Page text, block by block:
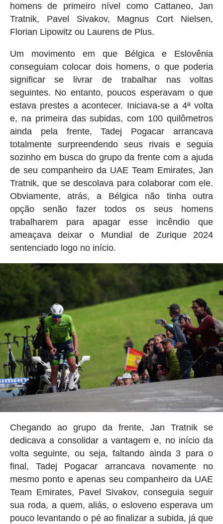
homens de primeiro nível como Cattaneo, Jan
Tratnik, Pavel Sivakov, Magnus Cort Nielsen,
Florian Lipowitz ou Laurens de Plus.
Um movimento em que Bélgica e Eslovênia
conseguiam colocar dois homens, o que poderia
significar se livrar de trabalhar nas voltas
seguintes. No entanto, poucos esperavam o que
estava prestes a acontecer. Iniciava-se a 4ª volta
e, na primeira das subidas, com 100 quilômetros
ainda pela frente, Tadej Pogacar arrancava
totalmente surpreendendo seus rivais e seguia
sozinho em busca do grupo da frente com a ajuda
de seu companheiro da UAE Team Emirates, Jan
Tratnik, que se descolava para colaborar com ele.
Obviamente, atrás, a Bélgica não tinha outra
opção senão fazer todos os seus homens
trabalharem para apagar esse incêndio que
ameaçava deixar o Mundial de Zurique 2024
sentenciado logo no início.
Chegando ao grupo da frente, Jan Tratnik se
dedicava a consolidar a vantagem e, no início da
volta seguinte, ou seja, faltando ainda 3 para o
final, Tadej Pogacar arrancava novamente no
mesmo ponto e apenas seu companheiro da UAE
Team Emirates, Pavel Sivakov, conseguia seguir
sua roda, a quem, aliás, o esloveno esperava um
pouco levantando o pé ao finalizar a subida, já que